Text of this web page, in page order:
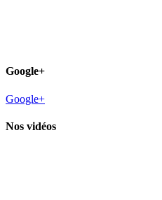
Google+
Google+
Nos vidéos